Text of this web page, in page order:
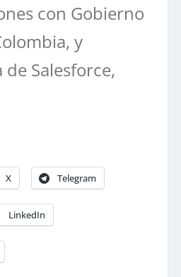
con Gobierno
y
Salesforce,
X Telegram
LinkedIn